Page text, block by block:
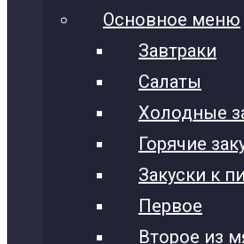
Основное меню
Завтраки
Салаты
Холодные
Горячие
Закуски к
Первое
Второе из